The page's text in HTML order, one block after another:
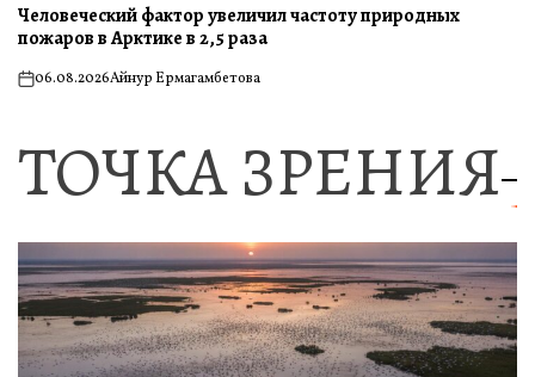
Человеческий фактор увеличил частоту природных
пожаров в Арктике в 2,5 раза
on06.08.2026Айнур Ермагамбетова
ТОЧКА ЗРЕНИЯ